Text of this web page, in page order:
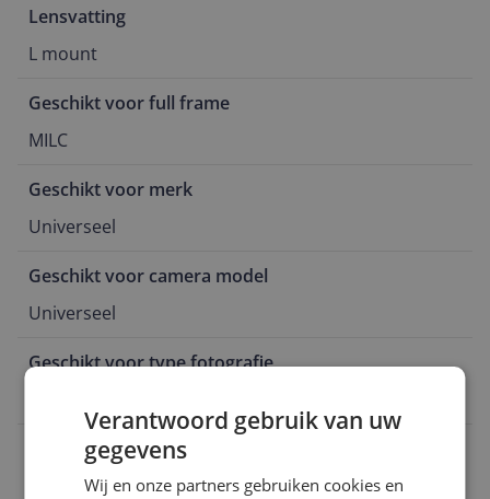
Lensvatting
L mount
Geschikt voor full frame
MILC
Geschikt voor merk
Universeel
Geschikt voor camera model
Universeel
Geschikt voor type fotografie
0085126750695
Verantwoord gebruik van uw
gegevens
Wij en onze partners gebruiken cookies en